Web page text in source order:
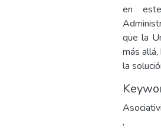
en
que la
más
la
,